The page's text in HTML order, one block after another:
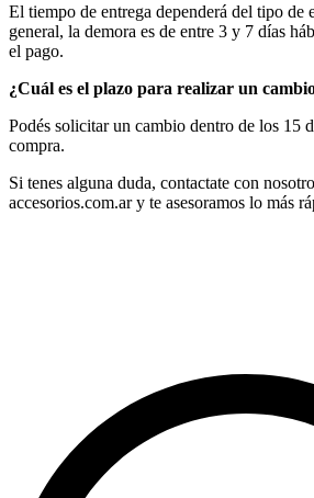
El tiempo de entrega dependerá del tipo de
general, la demora es de entre 3 y 7 días
el pago.
¿Cuál es el plazo para realizar un
Podés solicitar un cambio dentro de los 15
compra.
Si tenes alguna duda, contactate con
accesorios.com.ary te asesoramos lo más